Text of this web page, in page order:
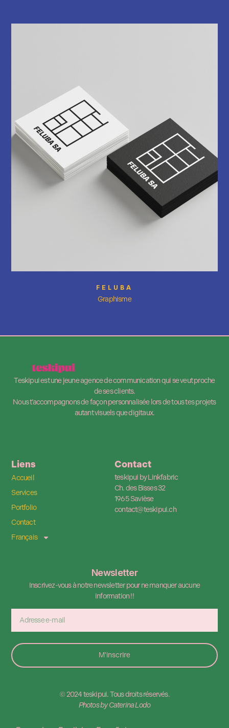
FELUBA
Graphisme
Teskipui est une jeune agence de communication qui se veut proche
de ses clients.
Nous t’accompagnons de façon personnalisée lors de tous tes projets
autant visuels que digitaux.
Liens
Accueil
Services
Portfolio
Contact
Français
Contact
teskipui by Linkfabric
Ch. des Bisses 32
1965 Savièse
contact@teskipui.ch
Newsletter
Inscrivez-vous à notre newsletter pour ne manquer aucune
information !!
M'inscrire
© 2024 teskipui. Tous droits réservés.
Photos by Caterina Lodo